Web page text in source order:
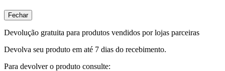
Fechar
Devolução gratuita para produtos vendidos por lojas parceiras
Devolva seu produto em até 7 dias do recebimento.
Para devolver o produto consulte: